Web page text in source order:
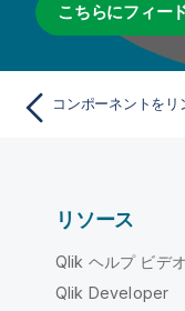
こちらにフィー
コンポーネントをリ
リソース
Qlik ヘルプ ビデオ
Qlik Developer